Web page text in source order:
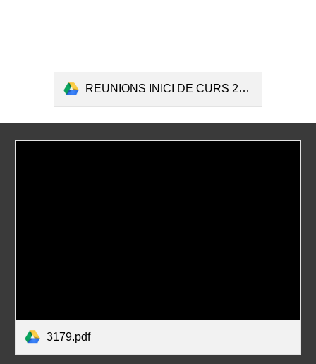
REUNIONS INICI DE CURS 2627.pdf
3179.pdf